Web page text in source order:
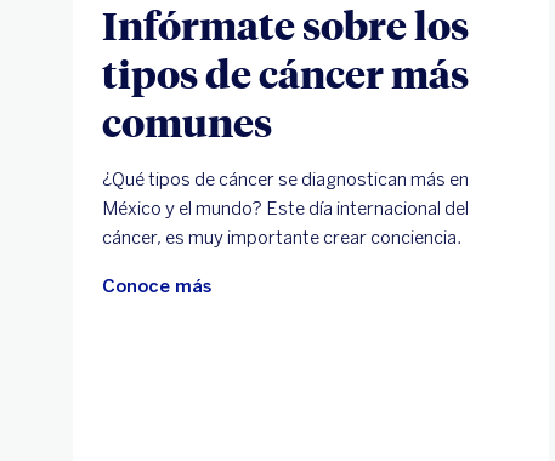
Infórmate sobre los
tipos de cáncer más
comunes
¿Qué tipos de cáncer se diagnostican más en
México y el mundo? Este día internacional del
cáncer, es muy importante crear conciencia.
Conoce más